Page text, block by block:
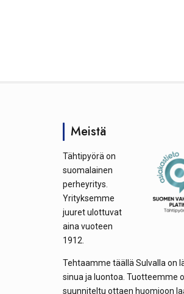
Meistä
Tähtipyörä on
suomalainen
perheyritys.
Yrityksemme
juuret ulottuvat
aina vuoteen
1912.
Tehtaamme täällä Sulvalla on
sinua ja luontoa. Tuotteemme
suunniteltu ottaen huomioon